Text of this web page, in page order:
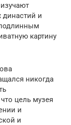
династий и
картину
никогда
цель музея
и
и